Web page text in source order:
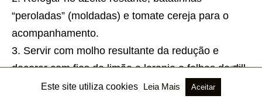
“peroladas” (moldadas) e tomate cereja para o
acompanhamento.
Servir com molho resultante da redução e
decorar com fios de limão e laranja e folhas de dill
fresco.Este site utiliza cookies Leia Mais Aceitar